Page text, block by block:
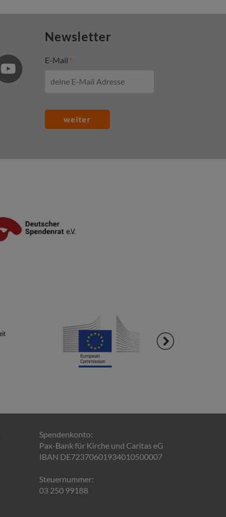
Newsletter
E-Mail
weiter
Spendenkonto:
Pax-Bank für Kirche und Caritas eG
IBAN DE72370601934010500007
Steuernummer:
03 250 99188